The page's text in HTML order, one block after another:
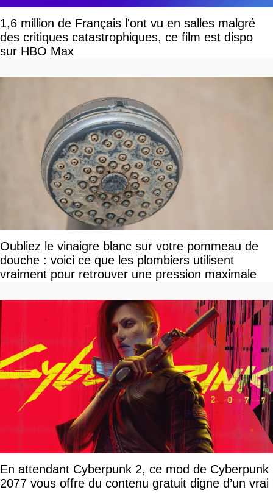
1,6 million de Français l'ont vu en salles malgré
des critiques catastrophiques, ce film est dispo
sur HBO Max
Oubliez le vinaigre blanc sur votre pommeau de
douche : voici ce que les plombiers utilisent
vraiment pour retrouver une pression maximale
En attendant Cyberpunk 2, ce mod de Cyberpunk
2077 vous offre du contenu gratuit digne d’un vrai